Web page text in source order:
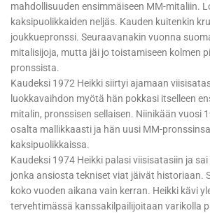
mahdollisuuden ensimmäiseen MM-mitaliin.
kaksipuolikkaiden neljäs. Kauden kuitenkin
joukkuepronssi. Seuraavanakin vuonna
mitalisijoja, mutta jäi jo toistamiseen kolmen
pronssista.
Kaudeksi 1972 Heikki siirtyi ajamaan
luokkavaihdon myötä hän pokkasi itselleen
mitalin, pronssisen sellaisen. Niinikään vuosi
osalta mallikkaasti ja hän uusi MM-
kaksipuolikkaissa.
Kaudeksi 1974 Heikki palasi viisisatasiin ja
jonka ansiosta tekniset viat jäivät historiaan.
koko vuoden aikana vain kerran. Heikki kävi
tervehtimässä kanssakilpailijoitaan varikolla